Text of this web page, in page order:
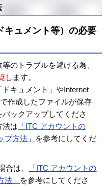
ュメント等）の必要
のトラブルを避ける為、
します。
キュメント」やInternet
作成したファイルが保存
ックアップしてくださ
法は 「ITC アカウントの
方法」 を参考にしてくだ
合は、
「ITC アカウントの
」 を参考にしてくださ